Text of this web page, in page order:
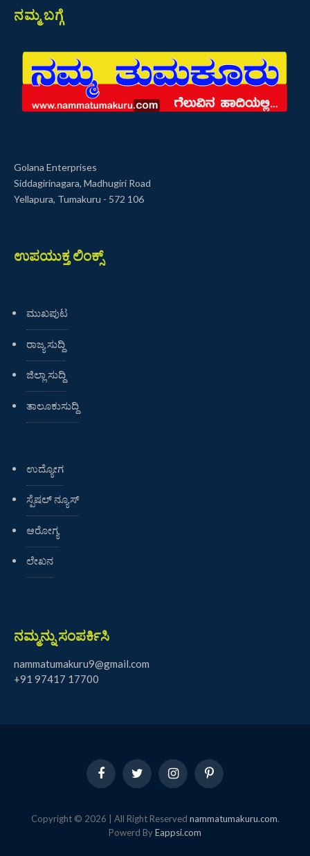
ನಮ್ಮ ಬಗ್ಗೆ
Golana Enterprises
Siddagirinagara, Madhugiri Road
Yellapura, Tumakuru - 572 106
ಉಪಯುಕ್ತ ಲಿಂಕ್ಸ್
ಮುಖಪುಟ
ರಾಜ್ಯ ಸುದ್ದಿ
ಜಿಲ್ಲಾ ಸುದ್ದಿ
ತಾಲೂಕುಸುದ್ದಿ
ಉದ್ಯೋಗ
ಸ್ಪೆಷಲ್ ನ್ಯೂಸ್
ಆರೋಗ್ಯ
ಲೇಖನ
ನಮ್ಮನ್ನು ಸಂಪರ್ಕಿಸಿ
nammatumakuru9@gmail.com
+91 97417 17700
FacebookTwitter InstagramPinterest
Copyright © 2026 | All Right Reserved nammatumakuru.com.
Powerd ByEappsi.com